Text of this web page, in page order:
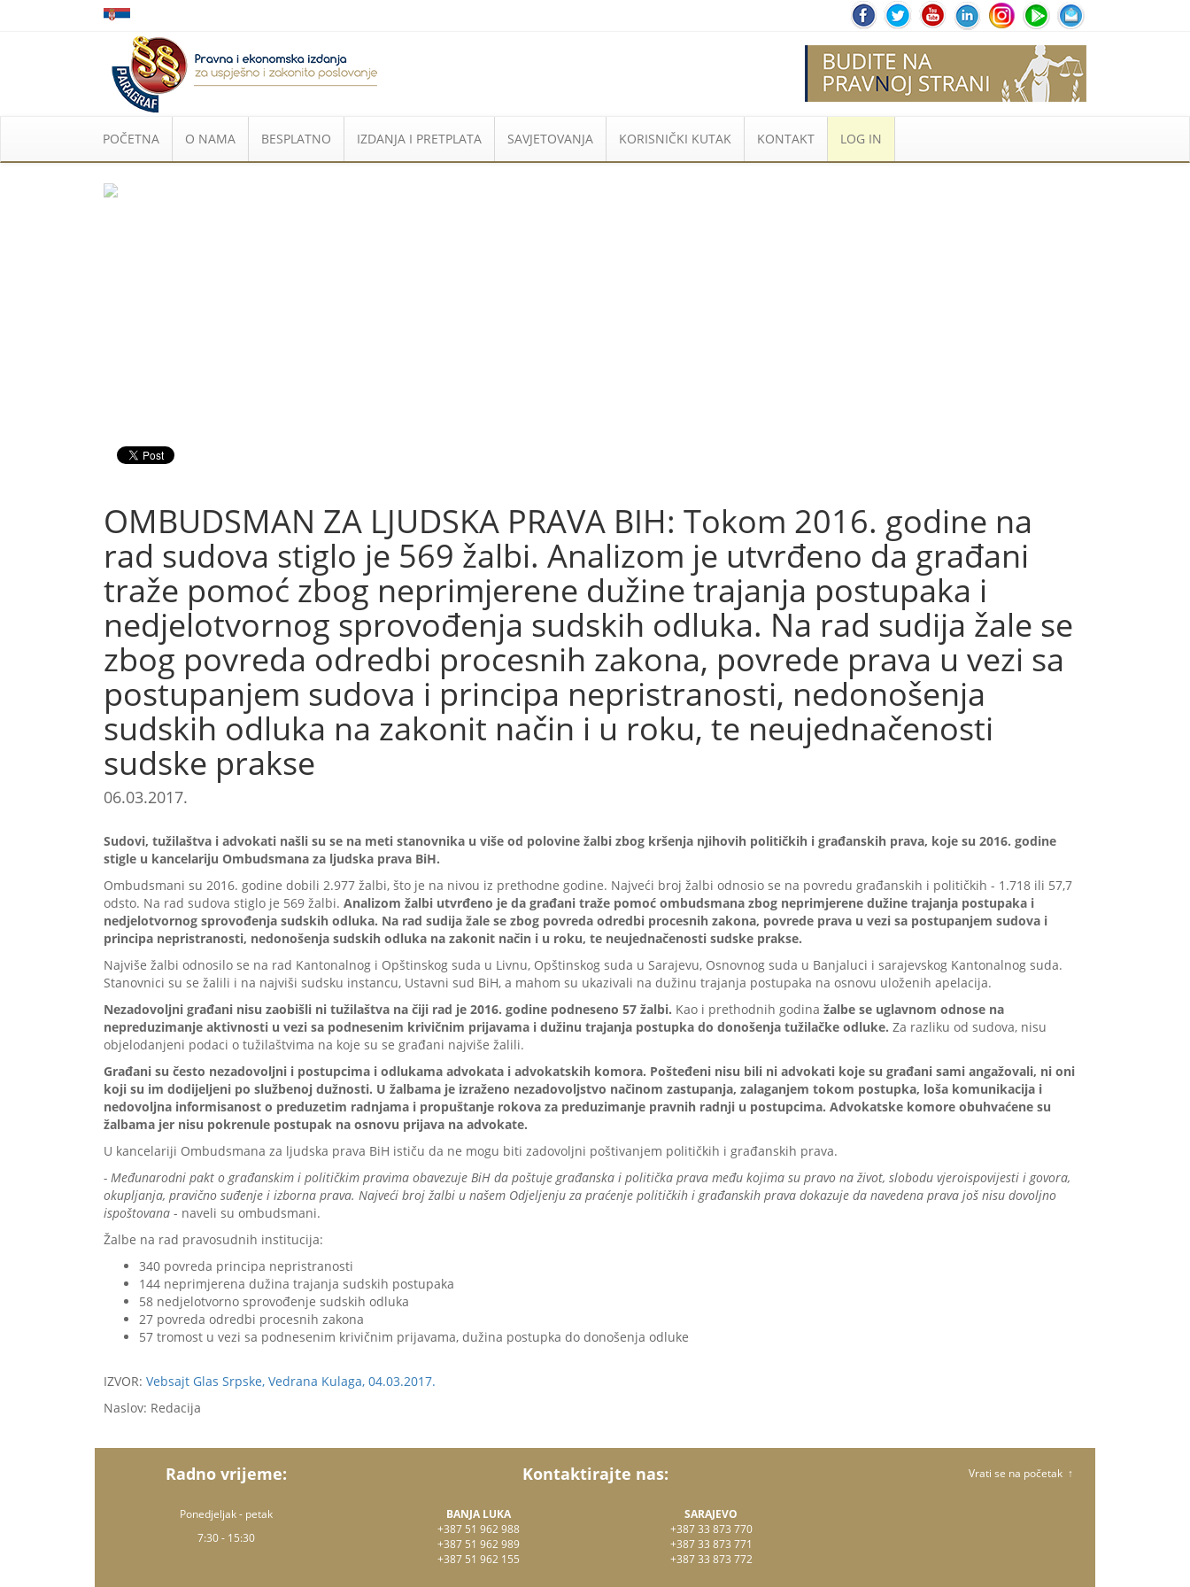
POČETNA O NAMA BESPLATNO IZDANJA I PRETPLATA SAVJETOVANJA KORISNIČKI KUTAK KONTAKT LOG IN
OMBUDSMAN ZA LJUDSKA PRAVA BIH: Tokom 2016. godine na
rad sudova stiglo je 569 žalbi. Analizom je utvrđeno da građani
traže pomoć zbog neprimjerene dužine trajanja postupaka i
nedjelotvornog sprovođenja sudskih odluka. Na rad sudija žale se
zbog povreda odredbi procesnih zakona, povrede prava u vezi sa
postupanjem sudova i principa nepristranosti, nedonošenja
sudskih odluka na zakonit način i u roku, te neujednačenosti
sudske prakse
06.03.2017.
Sudovi, tužilaštva i advokati našli su se na meti stanovnika u više od polovine žalbi zbog kršenja njihovih političkih i građanskih prava, koje su 2016. godine
stigle u kancelariju Ombudsmana za ljudska prava BiH.
Ombudsmani su 2016. godine dobili 2.977 žalbi, što je na nivou iz prethodne godine. Najveći broj žalbi odnosio se na povredu građanskih i političkih - 1.718 ili 57,7
odsto. Na rad sudova stiglo je 569 žalbi. Analizom žalbi utvrđeno je da građani traže pomoć ombudsmana zbog neprimjerene dužine trajanja postupaka i
nedjelotvornog sprovođenja sudskih odluka. Na rad sudija žale se zbog povreda odredbi procesnih zakona, povrede prava u vezi sa postupanjem sudova i
principa nepristranosti, nedonošenja sudskih odluka na zakonit način i u roku, te neujednačenosti sudske prakse.
Najviše žalbi odnosilo se na rad Kantonalnog i Opštinskog suda u Livnu, Opštinskog suda u Sarajevu, Osnovnog suda u Banjaluci i sarajevskog Kantonalnog suda.
Stanovnici su se žalili i na najviši sudsku instancu, Ustavni sud BiH, a mahom su ukazivali na dužinu trajanja postupaka na osnovu uloženih apelacija.
Nezadovoljni građani nisu zaobišli ni tužilaštva na čiji rad je 2016. godine podneseno 57 žalbi. Kao i prethodnih godina žalbe se uglavnom odnose na
nepreduzimanje aktivnosti u vezi sa podnesenim krivičnim prijavama i dužinu trajanja postupka do donošenja tužilačke odluke. Za razliku od sudova, nisu
objelodanjeni podaci o tužilaštvima na koje su se građani najviše žalili.
Građani su često nezadovoljni i postupcima i odlukama advokata i advokatskih komora. Pošteđeni nisu bili ni advokati koje su građani sami angažovali, ni oni
koji su im dodijeljeni po službenoj dužnosti. U žalbama je izraženo nezadovoljstvo načinom zastupanja, zalaganjem tokom postupka, loša komunikacija i
nedovoljna informisanost o preduzetim radnjama i propuštanje rokova za preduzimanje pravnih radnji u postupcima. Advokatske komore obuhvaćene su
žalbama jer nisu pokrenule postupak na osnovu prijava na advokate.
U kancelariji Ombudsmana za ljudska prava BiH ističu da ne mogu biti zadovoljni poštivanjem političkih i građanskih prava.
- Međunarodni pakt o građanskim i političkim pravima obavezuje BiH da poštuje građanska i politička prava među kojima su pravo na život, slobodu vjeroispovijesti i govora,
okupljanja, pravično suđenje i izborna prava. Najveći broj žalbi u našem Odjeljenju za praćenje političkih i građanskih prava dokazuje da navedena prava još nisu dovoljno
ispoštovana - naveli su ombudsmani.
Žalbe na rad pravosudnih institucija:
340 povreda principa nepristranosti
144 neprimjerena dužina trajanja sudskih postupaka
58 nedjelotvorno sprovođenje sudskih odluka
27 povreda odredbi procesnih zakona
57 tromost u vezi sa podnesenim krivičnim prijavama, dužina postupka do donošenja odluke
IZVOR: Vebsajt Glas Srpske, Vedrana Kulaga, 04.03.2017.
Naslov: Redacija
Radno vrijeme:
Ponedjeljak - petak
7:30 - 15:30
Kontaktirajte nas:
BANJA LUKA
+387 51 962 988
+387 51 962 989
+387 51 962 155
SARAJEVO
+387 33 873 770
+387 33 873 771
+387 33 873 772
Vrati se na početak ↑